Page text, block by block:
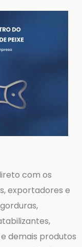
com os
exportadores e
demais produtos